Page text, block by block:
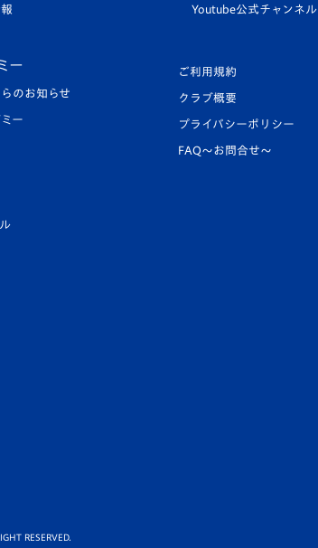
ー
のお知らせ
ー
Youtube公式チャンネル
ご利用規約
クラブ概要
プライバシーポリシー
FAQ〜お問合せ〜
RESERVED.